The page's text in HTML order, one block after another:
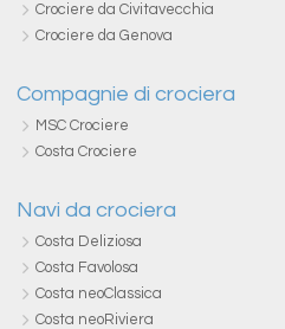
Crociere da Civitavecchia
Crociere da Genova
Compagnie di crociera
MSC Crociere
Costa Crociere
Navi da crociera
Costa Deliziosa
Costa Favolosa
Costa neoClassica
Costa neoRiviera